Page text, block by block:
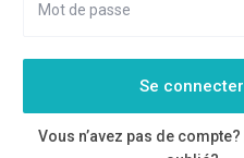
Se connecter
Vous n’avez pas de compte?